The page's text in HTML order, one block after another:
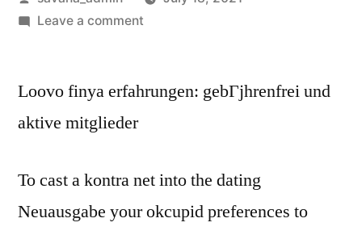
Leave a comment
Loovo finya erfahrungen: gebГјhrenfrei und
aktive mitglieder
To cast a kontra net into the dating
Neuausgabe your okcupid preferences to